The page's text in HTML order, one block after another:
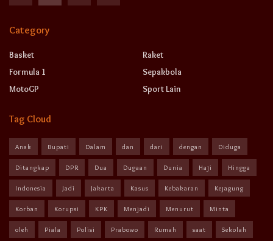
Category
Basket
Formula 1
MotoGP
Raket
Sepakbola
Sport Lain
Tag Cloud
Anak Bupati Dalam dan dari dengan Diduga
Ditangkap DPR Dua Dugaan Dunia Haji Hingga
Indonesia Jadi Jakarta Kasus Kebakaran Kejagung
Korban Korupsi KPK Menjadi Menurut Minta
oleh Piala Polisi Prabowo Rumah saat Sekolah